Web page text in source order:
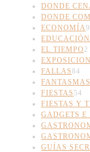
DONDE
DONDE
ECONOMÍA9
EDUCACIÓN
EL TIEMPO 2
FALLAS84
FANTASMAS
FIESTAS 54
FIESTAS Y
GADGETS
GUÍAS